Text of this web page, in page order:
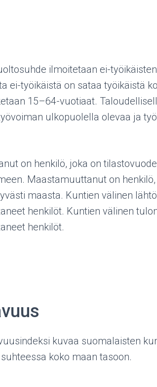
ilmoitetaan ei-
ei-työikäistä on sataa työikäistä
15–64-vuotiaat.
ulkopuolella olevaa ja
on henkilö, joka on
Maastamuuttanut on
maasta. Kuntien välinen
henkilöt. Kuntien välinen
henkilöt.
kuvaa suomalaisten
koko maan tasoon.